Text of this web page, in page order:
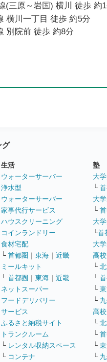
(三原～岩国) 横川 徒歩 約
横川一丁目 徒歩 約5分
別院前 徒歩 約8分
グ
生活
ウォーターサーバー
浄水型
ウォーターサーバー
家事代行サービス
ハウスクリーニング
コインランドリー
食材宅配
└ 首都圏 ｜ 東海 ｜ 近畿
ミールキット
└ 首都圏 ｜ 東海 ｜ 近畿
ネットスーパー
フードデリバリー
サービス
ふるさと納税サイト
トランクルーム
└ レンタル収納スペース
└ コンテナ
塾
大
└
大
└
大
└首
大
高
└
└
└
└
高
└
└
└
└